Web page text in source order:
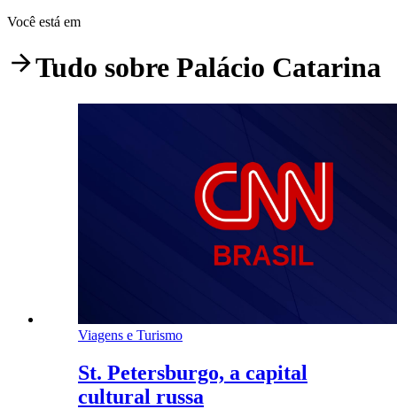
Você está em
Tudo sobre Palácio Catarina
Viagens e Turismo
St. Petersburgo, a capital
cultural russa